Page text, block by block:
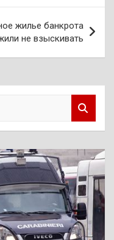
жилье банкрота
не взыскивать